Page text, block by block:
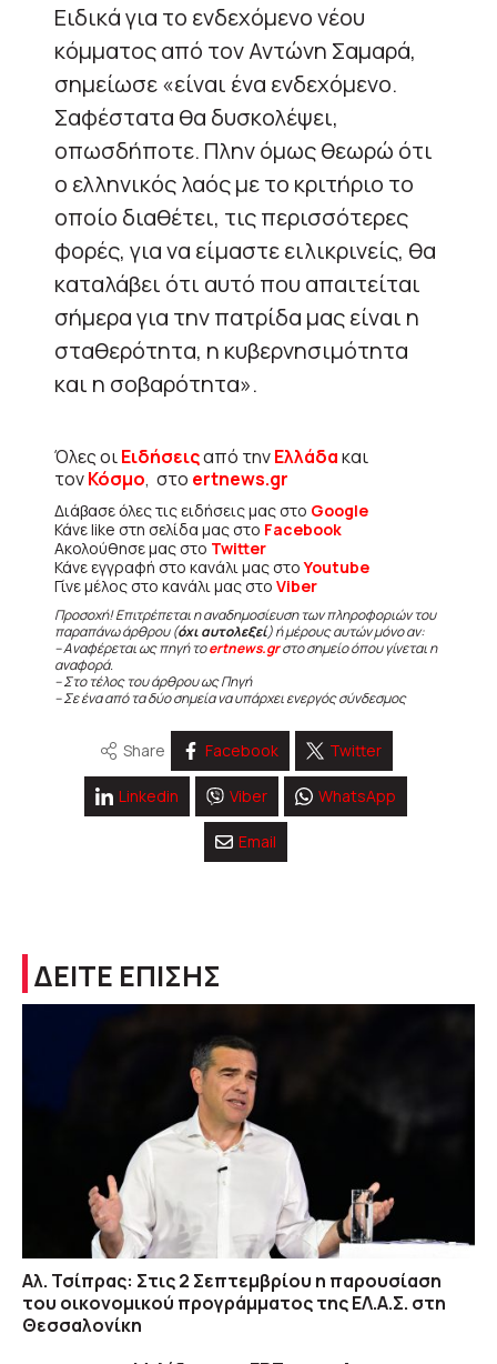
Ειδικά για το ενδεχόμενο νέου
κόμματος από τον Αντώνη Σαμαρά,
σημείωσε «είναι ένα ενδεχόμενο.
Σαφέστατα θα δυσκολέψει,
οπωσδήποτε. Πλην όμως θεωρώ ότι
ο ελληνικός λαός με το κριτήριο το
οποίο διαθέτει, τις περισσότερες
φορές, για να είμαστε ειλικρινείς, θα
καταλάβει ότι αυτό που απαιτείται
σήμερα για την πατρίδα μας είναι η
σταθερότητα, η κυβερνησιμότητα
και η σοβαρότητα».
Όλες οιΕιδήσειςαπό τηνΕλλάδακαι
τονΚόσμο, στο ertnews.gr
Διάβασε όλες τις ειδήσεις μας στο Google
Κάνε like στη σελίδα μας στο Facebook
Ακολούθησε μας στο Twitter
Κάνε εγγραφή στο κανάλι μας στοYoutube
Γίνε μέλος στο κανάλι μας στο Viber
Προσοχή! Επιτρέπεται η αναδημοσίευση των πληροφοριών του
παραπάνω άρθρου (όχι αυτολεξεί) ή μέρους αυτών μόνο αν:
– Αναφέρεται ως πηγή τοertnews.grστο σημείο όπου γίνεται η
αναφορά.
– Στο τέλος του άρθρου ως Πηγή
– Σε ένα από τα δύο σημεία να υπάρχει ενεργός σύνδεσμος
Share Facebook Twitter
Linkedin Viber WhatsApp
Email
ΔΕΙΤΕ ΕΠΙΣΗΣ
Αλ. Τσίπρας: Στις 2 Σεπτεμβρίου η παρουσίαση
του οικονομικού προγράμματος της ΕΛ.Α.Σ. στη
Θεσσαλονίκη